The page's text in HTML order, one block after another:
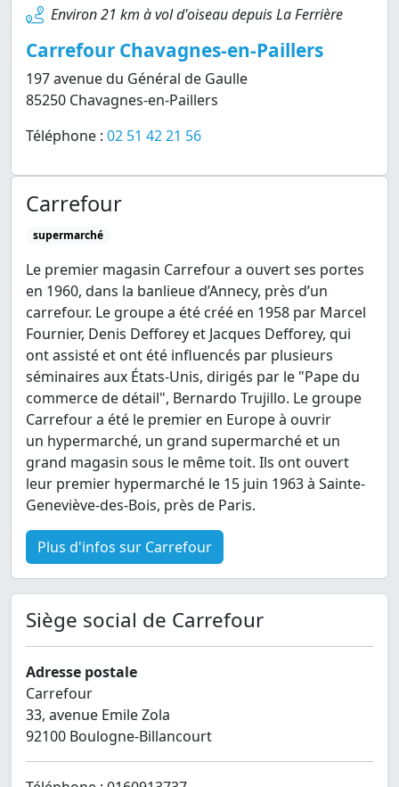
Environ 21 km à vol d'oiseau depuis La Ferrière
Carrefour Chavagnes-en-Paillers
197 avenue du Général de Gaulle
85250 Chavagnes-en-Paillers
Téléphone : 02 51 42 21 56
Carrefour
supermarché
Le premier magasin Carrefour a ouvert ses portes
en 1960, dans la banlieue d’Annecy, près d’un
carrefour. Le groupe a été créé en 1958 par Marcel
Fournier, Denis Defforey et Jacques Defforey, qui
ont assisté et ont été influencés par plusieurs
séminaires aux États-Unis, dirigés par le "Pape du
commerce de détail", Bernardo Trujillo. Le groupe
Carrefour a été le premier en Europe à ouvrir
un hypermarché, un grand supermarché et un
grand magasin sous le même toit. Ils ont ouvert
leur premier hypermarché le 15 juin 1963 à Sainte-
Geneviève-des-Bois, près de Paris.
Plus d'infos sur Carrefour
Siège social de Carrefour
Adresse postale
Carrefour
33, avenue Emile Zola
92100 Boulogne-Billancourt